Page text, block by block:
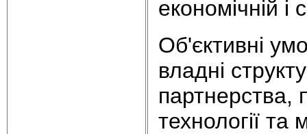
економічній і
Об'єктивні
владні
партнерства,
технології та